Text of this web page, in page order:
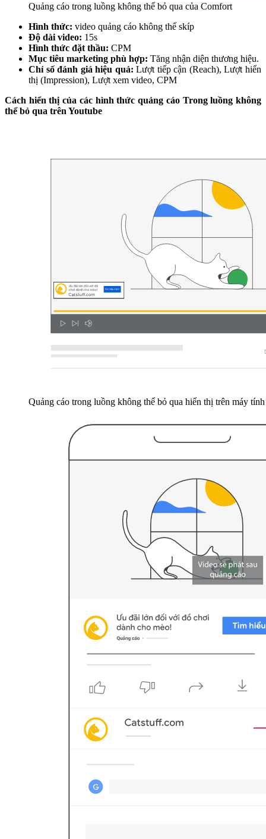
Quảng cáo trong luồng không thể bỏ qua của Comfort
Hình thức: video quảng cáo không thể skíp
Độ dài video: 15s
Hình thức đặt thầu: CPM
Mục tiêu marketing phù hợp: Tăng nhận diện thương hiệu.
Chỉ số đánh giá hiệu quả: Lượt tiếp cận (Reach), Lượt hiển
thị (Impression), Lượt xem video, CPM
Cách hiển thị của các hình thức quảng cáo Trong luồng không
thể bỏ qua trên Youtube
Quảng cáo trong luồng không thể bỏ qua hiển thị trên máy tính